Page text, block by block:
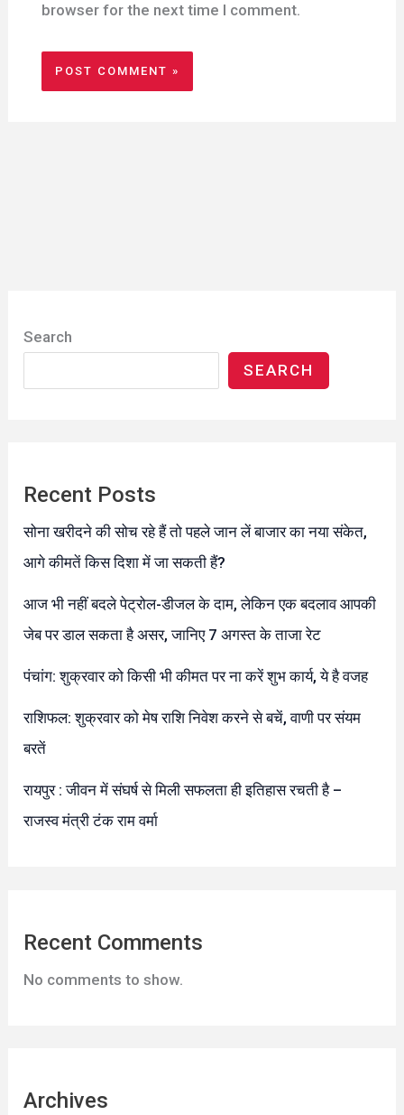
browser for the next time I comment.
Search
SEARCH
Recent Posts
सोना खरीदने की सोच रहे हैं तो पहले जान लें बाजार का नया संकेत,
आगे कीमतें किस दिशा में जा सकती हैं?
आज भी नहीं बदले पेट्रोल-डीजल के दाम, लेकिन एक बदलाव आपकी
जेब पर डाल सकता है असर, जानिए 7 अगस्त के ताजा रेट
पंचांग: शुक्रवार को किसी भी कीमत पर ना करें शुभ कार्य, ये है वजह
राशिफल: शुक्रवार को मेष राशि निवेश करने से बचें, वाणी पर संयम
बरतें
रायपुर : जीवन में संघर्ष से मिली सफलता ही इतिहास रचती है –
राजस्व मंत्री टंक राम वर्मा
Recent Comments
No comments to show.
Archives